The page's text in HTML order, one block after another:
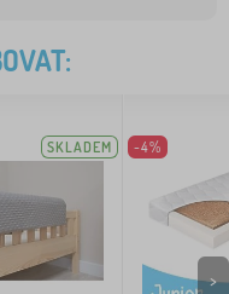
SKLADEM -4%
>